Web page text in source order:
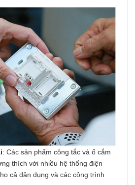
: Các sản phẩm công tắc và ổ cắm
thích với nhiều hệ thống điện
cả dân dụng và các công trình